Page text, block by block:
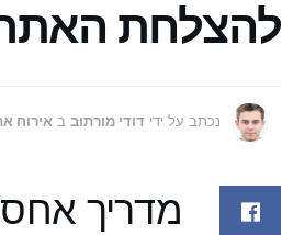
להצלחת
נכתב על ידי דודי מורתוב ב אירוח
מדריך